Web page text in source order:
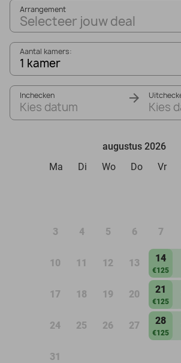
Arrangement
Selecteer jouw deal
Aantal kamers:
1 kamer
Inchecken
Kies datum Kies
augustus 2026
Ma
Di Wo Do Vr
3 4 5 6 7
10 11 12 13 14
€125
17 18 19 20 21
€125
24 25 26 27 28
€125
31